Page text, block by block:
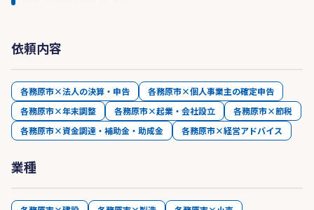
依頼内容
各務原市×法人の決算・申告
各務原市×個人事業主の確定申告
各務原市×年末調整
各務原市×起業・会社設立
各務原市×節税
各務原市×資金調達・補助金・助成金
各務原市×経営アドバイス
業種